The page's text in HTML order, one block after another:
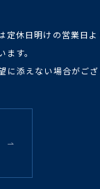
休日明けの営業日よ
す。
添えない場合がござ